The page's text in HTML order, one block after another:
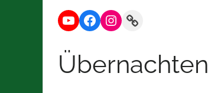
YouTube
Facebook
Instagram
Link
Übernachten